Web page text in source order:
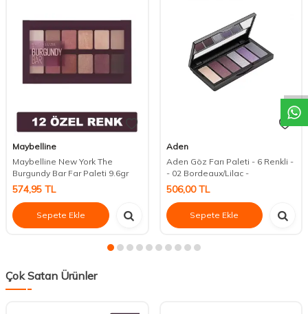
Maybelline
Maybelline New York The
Burgundy Bar Far Paleti 9.6gr
574,95 TL
Sepete Ekle
Aden
Aden Göz Farı Paleti - 6 Renkli -
- 02 Bordeaux/Lilac -
506,00TL
Sepete Ekle
Çok Satan Ürünler